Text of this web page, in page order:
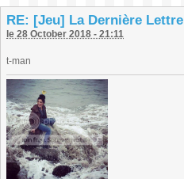
RE: [Jeu] La Dernière Lettre
le 28 October 2018 - 21:11
t-man